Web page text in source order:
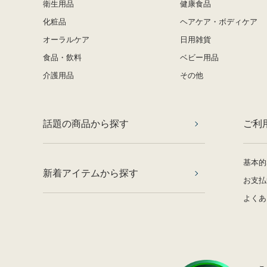
衛生用品
健康食品
化粧品
ヘアケア・ボディケア
オーラルケア
日用雑貨
食品・飲料
ベビー用品
介護用品
その他
話題の商品から探す
新着アイテムから探す
ご利
基本
お支
よく